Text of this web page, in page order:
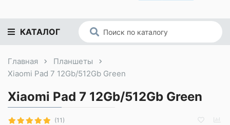
КАТАЛОГ
Главная
Планшеты
Xiaomi Pad 7 12Gb/512Gb Green
Xiaomi Pad 7 12Gb/512Gb Green
(11)